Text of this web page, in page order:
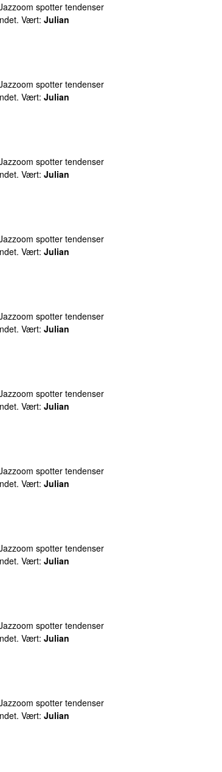
spotter tendenser
Vært: Julian
spotter tendenser
Vært: Julian
spotter tendenser
Vært: Julian
spotter tendenser
Vært: Julian
spotter tendenser
Vært: Julian
spotter tendenser
Vært: Julian
spotter tendenser
Vært: Julian
spotter tendenser
Vært: Julian
spotter tendenser
Vært: Julian
spotter tendenser
Vært: Julian